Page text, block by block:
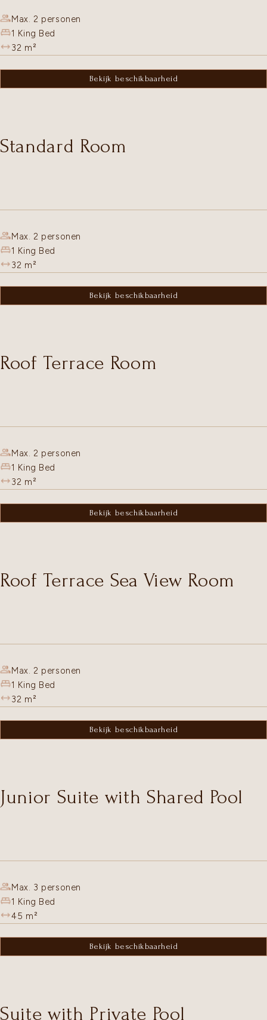
Max. 2 personen
1 King Bed
32 m²
Bekijk beschikbaarheid
Standard Room
Max. 2 personen
1 King Bed
32 m²
Bekijk beschikbaarheid
Roof Terrace Room
Max. 2 personen
1 King Bed
32 m²
Bekijk beschikbaarheid
Roof Terrace Sea View Room
Max. 2 personen
1 King Bed
32 m²
Bekijk beschikbaarheid
Junior Suite with Shared Pool
Max. 3 personen
1 King Bed
45 m²
Bekijk beschikbaarheid
Suite with Private Pool